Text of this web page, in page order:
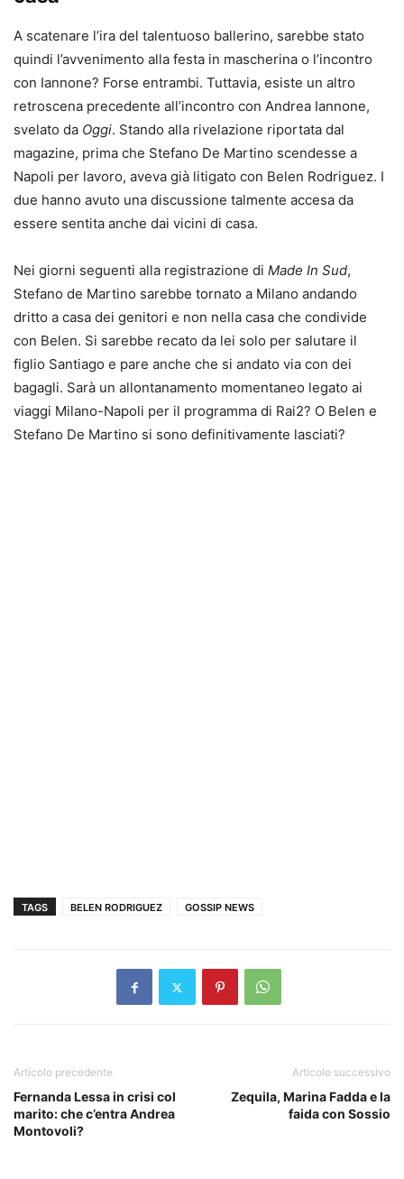
A scatenare l’ira del talentuoso ballerino, sarebbe stato
quindi l’avvenimento alla festa in mascherina o l’incontro
con Iannone? Forse entrambi. Tuttavia, esiste un altro
retroscena precedente all’incontro con Andrea Iannone,
svelato da Oggi. Stando alla rivelazione riportata dal
magazine, prima che Stefano De Martino scendesse a
Napoli per lavoro, aveva già litigato con Belen Rodriguez. I
due hanno avuto una discussione talmente accesa da
essere sentita anche dai vicini di casa.
Nei giorni seguenti alla registrazione di Made In Sud,
Stefano de Martino sarebbe tornato a Milano andando
dritto a casa dei genitori e non nella casa che condivide
con Belen. Si sarebbe recato da lei solo per salutare il
figlio Santiago e pare anche che si andato via con dei
bagagli. Sarà un allontanamento momentaneo legato ai
viaggi Milano-Napoli per il programma di Rai2? O Belen e
Stefano De Martino si sono definitivamente lasciati?
TAGS BELEN RODRIGUEZ GOSSIP NEWS
Articolo precedente
Fernanda Lessa in crisi col
marito: che c’entra Andrea
Montovoli?
Articolo successivo
Zequila, Marina Fadda e la
faida con Sossio